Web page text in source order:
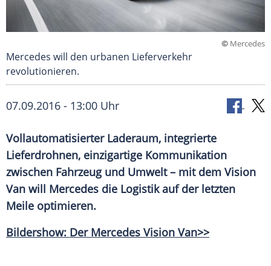
© Mercedes
Mercedes will den urbanen Lieferverkehr
revolutionieren.
07.09.2016 - 13:00 Uhr
Vollautomatisierter Laderaum, integrierte
Lieferdrohnen, einzigartige Kommunikation
zwischen Fahrzeug und Umwelt – mit dem Vision
Van will Mercedes die Logistik auf der letzten
Meile optimieren.
Bildershow: Der Mercedes Vision Van>>